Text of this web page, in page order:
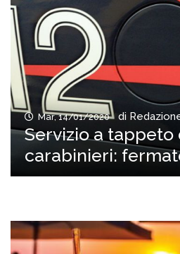
Mar, 14/01/2020 di
Servizio a tappeto
carabinieri: